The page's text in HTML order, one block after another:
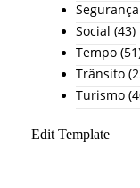
Segurança
Social (43)
Tempo
Trânsito
Turismo
Edit Template